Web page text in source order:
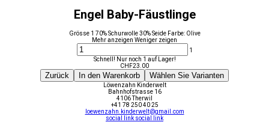
Engel Baby-Fäustlinge
Grösse 1 70% Schurwolle 30% Seide Farbe: Olive
Mehr anzeigen Weniger zeigen
1
Schnell! Nur noch 1 auf Lager!
CHF23.00
Zurück In den Warenkorb Wählen Sie Varianten
Löwenzahn Kinderwelt
Bahnhofstrasse 16
4106 Therwil
+41 78 250 40 25
loewenzahn.kinderwelt@gmail.com
social link social link